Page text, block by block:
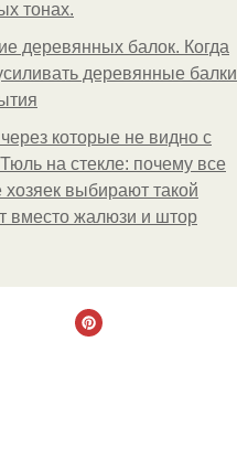
тонах.
деревянных балок. Когда
деревянные балки
которые не видно с
на стекле: почему все
выбирают такой
вместо жалюзи и штор